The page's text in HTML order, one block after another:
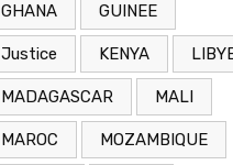
GHANA GUINEE
Justice KENYA
MADAGASCAR MALI
MAROC MOZAMBIQUE